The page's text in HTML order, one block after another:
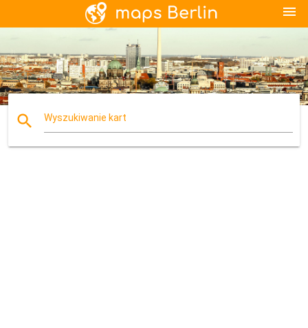
menu
search Wyszukiwanie kart